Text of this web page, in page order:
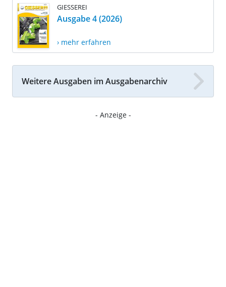
GIESSEREI
Ausgabe 4 (2026)
› mehr erfahren
Weitere Ausgaben im Ausgabenarchiv
- Anzeige -